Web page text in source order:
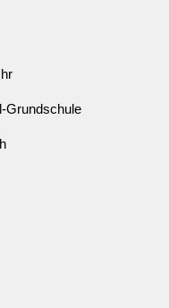
Grundschule